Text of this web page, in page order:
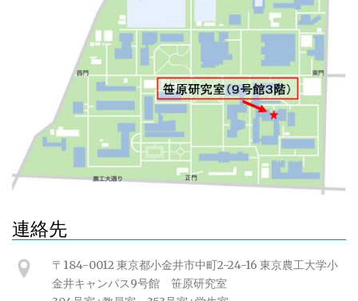
連絡先
〒184-0012 東京都小金井市中町2-24-16 東京農工大学小
金井キャンパス9号館 笹原研究室